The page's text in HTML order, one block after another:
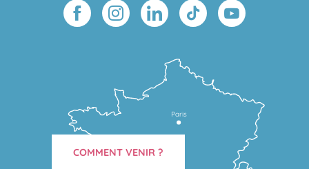
Paris
COMMENT VENIR ?